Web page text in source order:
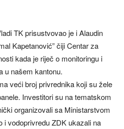
TK prisustvovao je i Alaudin
Kapetanović” čiji Centar za
kada je riječ o monitoringu i
u našem kantonu.
veći broj privrednika koji su žele
Investitori su na tematskom
organizovali sa Ministarstvom
i vodoprivredu ZDK ukazali na